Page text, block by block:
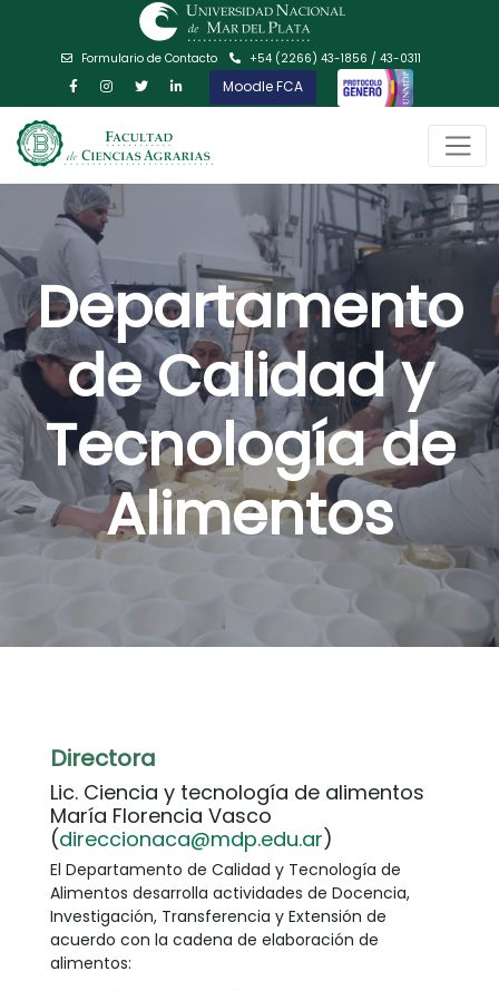
Formulario de Contacto +54 (2266) 43-1856 / 43-0311
Moodle FCA
Departamento
de Calidad y
Tecnología de
Alimentos
Directora
Lic. Ciencia y tecnología de alimentos
María Florencia Vasco
(direccionaca@mdp.edu.ar)
El Departamento de Calidad y Tecnología de
Alimentos desarrolla actividades de Docencia,
Investigación, Transferencia y Extensión de
acuerdo con la cadena de elaboración de
alimentos: